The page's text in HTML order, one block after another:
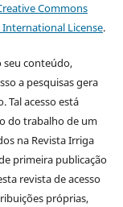
Commons
License.
seu conteúdo,
a pesquisas gera
Tal acesso está
do trabalho de um
na Revista Irriga
primeira publicação
revista de acesso
próprias,